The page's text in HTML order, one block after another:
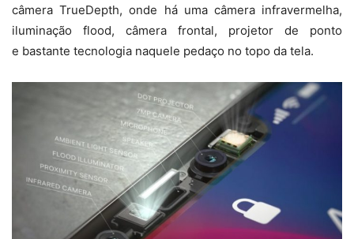
câmera TrueDepth, onde há uma câmera infravermelha,
iluminação flood, câmera frontal, projetor de ponto
e bastante tecnologia naquele pedaço no topo da tela.